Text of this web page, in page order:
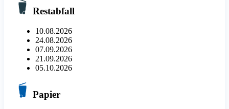
Restabfall
10.08.2026
24.08.2026
07.09.2026
21.09.2026
05.10.2026
Papier